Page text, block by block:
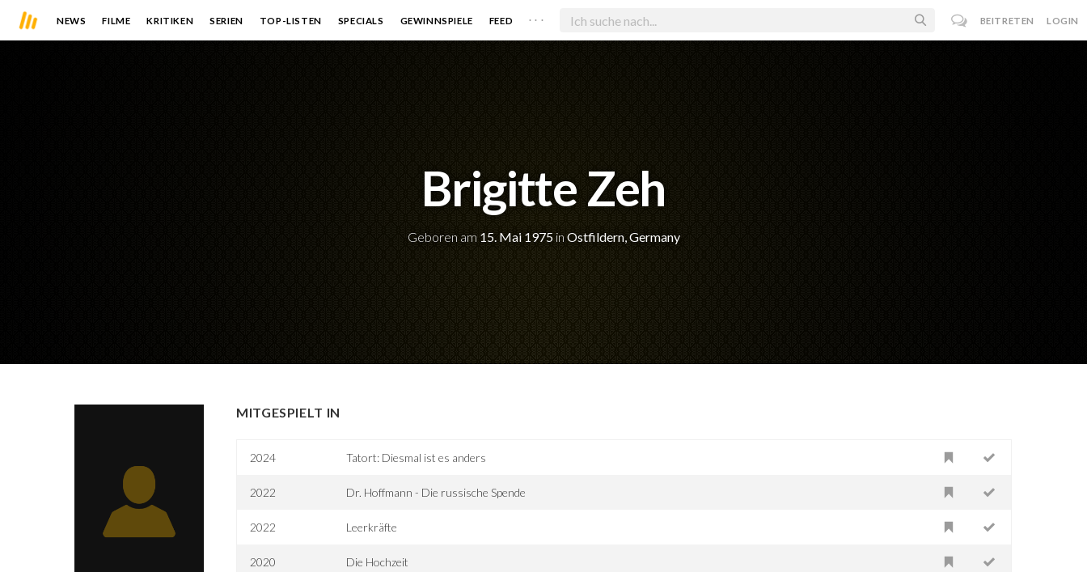
NEWS FILME KRITIKEN SERIEN TOP-LISTEN SPECIALS GEWINNSPIELE FEED . . . BEITRETEN LOGIN
Brigitte Zeh
Geboren am 15. Mai 1975in Ostfildern, Germany
MITGESPIELT IN
2024 Tatort: Diesmal ist es anders
2022 Dr. Hoffmann - Die russische Spende
2022 Leerkräfte
2020 Die Hochzeit